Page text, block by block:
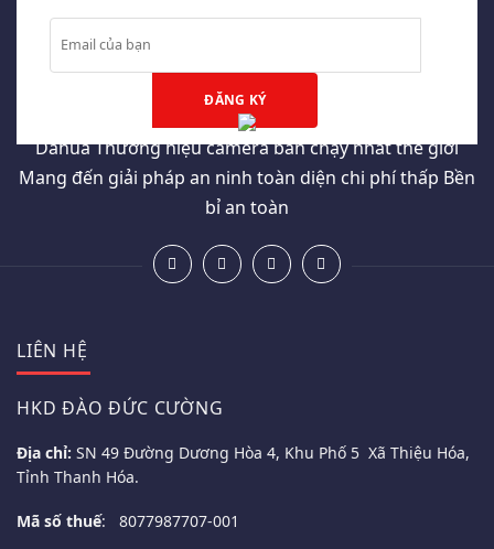
Dahua Thương hiệu camera bán chạy nhất thế giới
Mang đến giải pháp an ninh toàn diện chi phí thấp Bền
bỉ an toàn
LIÊN HỆ
HKD ĐÀO ĐỨC CƯỜNG
Địa chỉ: SN 49 Đường Dương Hòa 4, Khu Phố 5 Xã Thiệu Hóa,
Tỉnh Thanh Hóa.
Mã số thuế: 8077987707-001